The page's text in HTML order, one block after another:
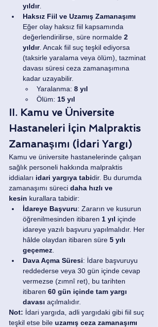
yıldır.
Haksız Fiil ve Uzamış Zamanaşımı
Eğer olay haksız fiil kapsamında
değerlendirilirse, süre normalde 2
yıldır. Ancak fiil suç teşkil ediyorsa
(taksirle yaralama veya ölüm), tazminat
davası süresi ceza zamanaşımına
kadar uzayabilir.
Yaralanma: 8 yıl
Ölüm: 15 yıl
II. Kamu ve Üniversite
Hastaneleri İçin Malpraktis
Zamanaşımı (İdari Yargı)
Kamu ve üniversite hastanelerinde çalışan
sağlık personeli hakkında malpraktis
iddiaları idari yargıya tabidir. Bu durumda
zamanaşımı süreci daha hızlı ve
kesin kurallara tabidir:
İdareye Başvuru: Zararın ve kusurun
öğrenilmesinden itibaren 1 yıl içinde
idareye yazılı başvuru yapılmalıdır. Her
hâlde olaydan itibaren süre 5 yılı
geçemez
Dava Açma Süresi: İdare başvuruyu
reddederse veya 30 gün içinde cevap
vermezse (zımnî ret), bu tarihten
itibaren 60 gün içinde tam yargı
davası açılmalıdır.
Not: İdari yargıda, adli yargıdaki gibi fiil suç
teşkil etse bile uzamış ceza zamanaşımı